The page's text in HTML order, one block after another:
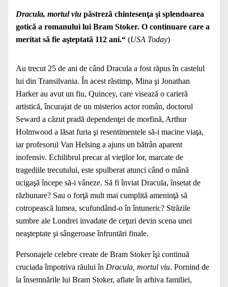
Dracula, mortul viu păstreză chintesenţa şi splendoarea
gotică a romanului lui Bram Stoker. O continuare care a
meritat să fie aşteptată 112 ani.“ (USA Today)
Au trecut 25 de ani de când Dracula a fost răpus în castelul
lui din Transilvania. În acest răstimp, Mina şi Jonathan
Harker au avut un fiu, Quincey, care visează o carieră
artistică, încurajat de un misterios actor român, doctorul
Seward a căzut pradă dependenţei de morfină, Arthur
Holmwood a lăsat furia şi resentimentele să-i macine viaţa,
iar profesorul Van Helsing a ajuns un bătrân aparent
inofensiv. Echilibrul precar al vieţilor lor, marcate de
tragediile trecutului, este spulberat atunci când o mână
ucigaşă începe să-i vâneze. Să fi înviat Dracula, însetat de
răzbunare? Sau o forţă mult mai cumplită ameninţă să
cotropească lumea, scufundând-o în întuneric? Străzile
sumbre ale Londrei invadate de ceţuri devin scena unei
neaşteptate şi sângeroase înfruntări finale.
Personajele celebre create de Bram Stoker îşi continuă
cruciada împotriva răului în Dracula, mortul viu. Pornind de
la însemnările lui Bram Stoker, aflate în arhiva familiei,